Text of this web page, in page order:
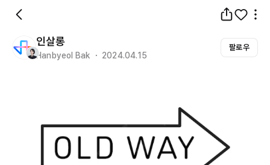
인살롱
Hanbyeol Bak ・ 2024.04.15
팔로우